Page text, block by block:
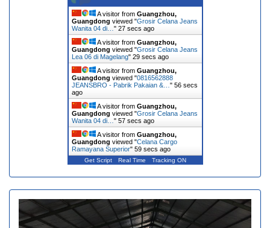
A visitor from Guangzhou,
Guangdong viewed "Grosir Celana Jeans
Wanita 04 di… " 28 secs ago
A visitor from Guangzhou,
Guangdong viewed "Grosir Celana Jeans
Lea 06 di Magelang" 30 secs ago
A visitor from Guangzhou,
Guangdong viewed "0816562888
JEANSBRO - Pabrik Pakaian &… " 57 secs
ago
A visitor from Guangzhou,
Guangdong viewed "Grosir Celana Jeans
Wanita 04 di… " 58 secs ago
A visitor from Guangzhou,
Guangdong viewed "Celana Cargo
Ramayana Superior" 1 min ago
Get Script Real Time Tracking ON